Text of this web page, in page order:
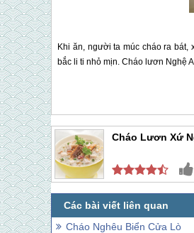
Khi ăn, người ta múc cháo ra bát,
bắc li ti nhỏ mịn. Cháo lươn Nghệ
Cháo Lươn Xứ
Cháo Nghêu Biển Cửa Lò